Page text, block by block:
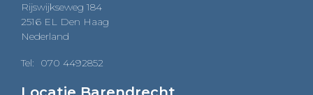
Rijswijkseweg 184
2516 EL Den Haag
Nederland
Tel: 070 4492852